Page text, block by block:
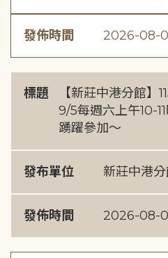
發佈時間 2026-08-
標題
【新莊中港分館】
9/5每週六上午10-
踴躍參加～
發布單位 新莊中港
發佈時間 2026-08-